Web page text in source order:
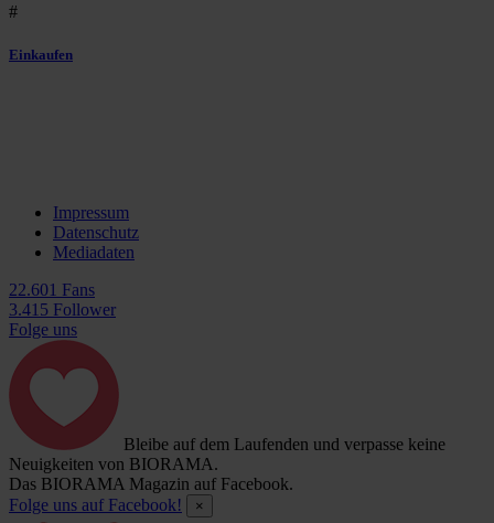
#
Einkaufen
Impressum
Datenschutz
Mediadaten
22.601 Fans
3.415 Follower
Folge uns
Bleibe auf dem Laufenden und verpasse keine
Neuigkeiten von BIORAMA.
Das BIORAMA Magazin auf Facebook.
Folge uns auf Facebook!
×